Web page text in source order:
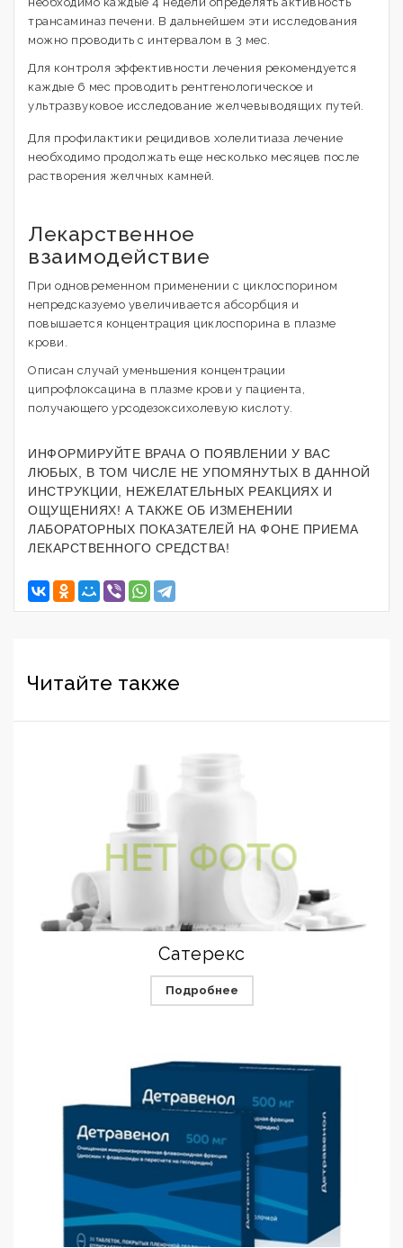
трансаминаз печени. В дальнейшем эти исследования
можно проводить с интервалом в 3 мес.
Для контроля эффективности лечения рекомендуется
каждые 6 мес проводить рентгенологическое и
ультразвуковое исследование желчевыводящих путей.
Для профилактики рецидивов холелитиаза лечение
необходимо продолжать еще несколько месяцев после
растворения желчных камней.
Лекарственное
взаимодействие
При одновременном применении с циклоспорином
непредсказуемо увеличивается абсорбция и
повышается концентрация циклоспорина в плазме
крови.
Описан случай уменьшения концентрации
ципрофлоксацина в плазме крови у пациента,
получающего урсодезоксихолевую кислоту.
ИНФОРМИРУЙТЕ ВРАЧА О ПОЯВЛЕНИИ У ВАС
ЛЮБЫХ, В ТОМ ЧИСЛЕ НЕ УПОМЯНУТЫХ В ДАННОЙ
ИНСТРУКЦИИ, НЕЖЕЛАТЕЛЬНЫХ РЕАКЦИЯХ И
ОЩУЩЕНИЯХ! А ТАКЖЕ ОБ ИЗМЕНЕНИИ
ЛАБОРАТОРНЫХ ПОКАЗАТЕЛЕЙ НА ФОНЕ ПРИЕМА
ЛЕКАРСТВЕННОГО СРЕДСТВА!
Читайте также
Сатерекс
Подробнее